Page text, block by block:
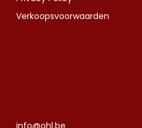
Verkoopsvoorwaarden
info@ohl.be